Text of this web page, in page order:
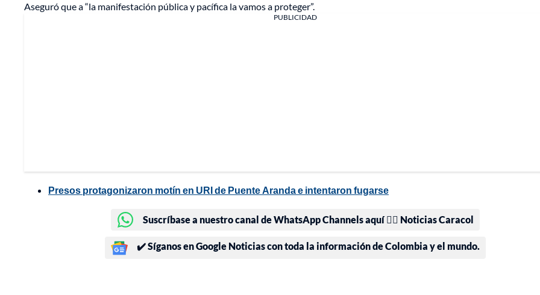
Aseguró que a “la manifestación pública y pacífica la vamos a proteger”.
PUBLICIDAD
Presos protagonizaron motín en URI de Puente Aranda e intentaron fugarse
Suscríbase a nuestro canal de WhatsApp Channels aquí 👉🏻 Noticias Caracol
✔️ Síganos en Google Noticias con toda la información de Colombia y el mundo.